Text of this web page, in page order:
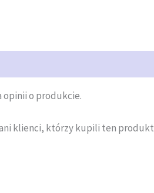
opinii o produkcie.
klienci, którzy kupili ten produkt